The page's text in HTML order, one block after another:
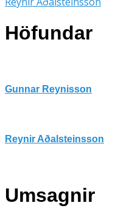
Höfundar
Gunnar Reynisson
Reynir Aðalsteinsson
Umsagnir